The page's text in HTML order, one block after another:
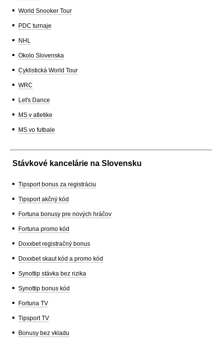
World Snooker Tour
PDC turnaje
NHL
Okolo Slovenska
Cyklistická World Tour
WRC
Let's Dance
MS v atletike
MS vo futbale
Stávkové kancelárie na Slovensku
Tipsport bonus za registráciu
Tipsport akčný kód
Fortuna bonusy pre nových hráčov
Fortuna promo kód
Doxxbet registračný bonus
Doxxbet skaut kód a promo kód
Synottip stávka bez rizika
Synottip bonus kód
Fortuna TV
Tipsport TV
Bonusy bez vkladu